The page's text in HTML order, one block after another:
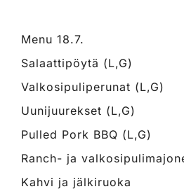
Menu 18.7.
Salaattipöytä (L,G)
Valkosipuliperunat (L,G)
Uunijuurekset (L,G)
Pulled Pork BBQ (L,G)
Ranch- ja
Kahvi ja jälkiruoka